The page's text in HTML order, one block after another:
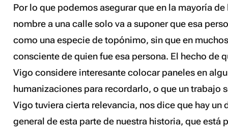
Por lo que podemos asegurar que en la mayoría
nombre a una calle solo va a suponer que esa
como una especie de topónimo, sin que en
consciente de quien fue esa persona. El hecho de
Vigo considere interesante colocar paneles en
humanizaciones para recordarlo, o que un trabajo
Vigo tuviera cierta relevancia, nos dice que hay un
general de esta parte de nuestra historia, que está